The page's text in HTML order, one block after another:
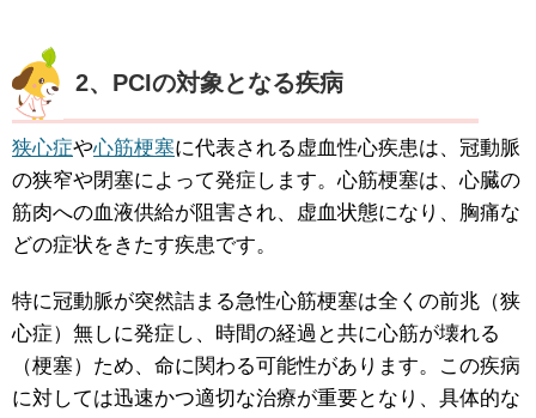
2、PCIの対象となる疾病
狭心症や心筋梗塞に代表される虚血性心疾患は、冠動脈
の狭窄や閉塞によって発症します。心筋梗塞は、心臓の
筋肉への血液供給が阻害され、虚血状態になり、胸痛な
どの症状をきたす疾患です。
特に冠動脈が突然詰まる急性心筋梗塞は全くの前兆（狭
心症）無しに発症し、時間の経過と共に心筋が壊れる
（梗塞）ため、命に関わる可能性があります。この疾病
に対しては迅速かつ適切な治療が重要となり、具体的な